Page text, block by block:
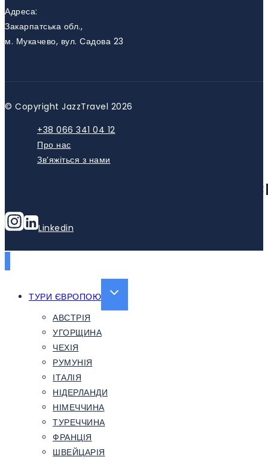
Адреса:
Закарпатська обл.,
м. Мукачево, вул. Садова 23
© Copyright JazzTravel 2026
+38 066 341 04 12
Про нас
Зв’яжіться з нами
HTTPS://WWW.YOUTUBE.COM/
Linkedin
ТУРИ ЄВРОПОЮ
EXPAND
АВСТРІЯ
УГОРЩИНА
ЧЕХІЯ
РУМУНІЯ
ІТАЛІЯ
НІДЕРЛАНДИ
НІМЕЧЧИНА
ТУРЕЧЧИНА
ФРАНЦІЯ
ШВЕЙЦАРІЯ